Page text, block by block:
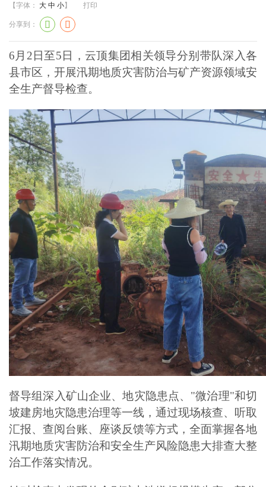
【字体： 大 中 小】 打印
分享到：
6月2日至5日，云顶集团相关领导分别带队深入各
县市区，开展汛期地质灾害防治与矿产资源领域安
全生产督导检查。
督导组深入矿山企业、地灾隐患点、"微治理"和切
坡建房地灾隐患治理等一线，通过现场核查、听取
汇报、查阅台账、座谈反馈等方式，全面掌握各地
汛期地质灾害防治和安全生产风险隐患大排查大整
治工作落实情况。